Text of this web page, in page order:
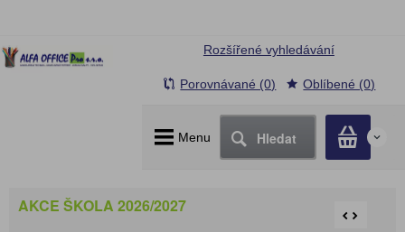
Menu Hledat 0
Rozšířené vyhledávání
Porovnávané (0) Oblíbené (0)
AKCE ŠKOLA 2026/2027